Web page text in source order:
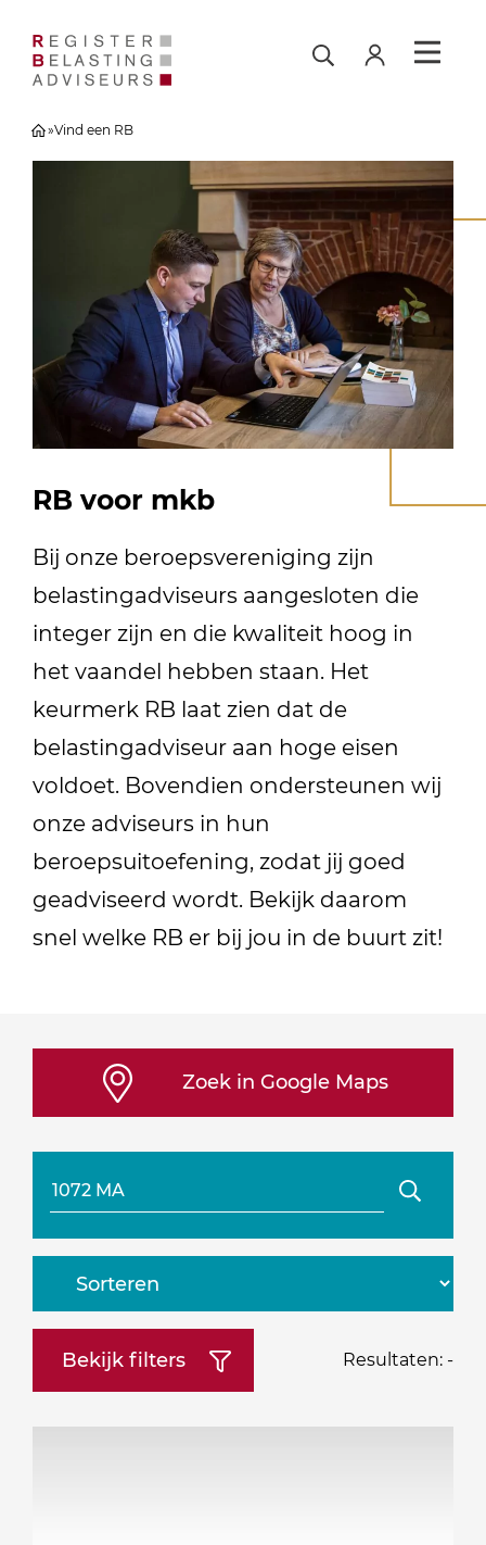
»Vind een RB
RB voor mkb
Bij onze beroepsvereniging zijn
belastingadviseurs aangesloten die
integer zijn en die kwaliteit hoog in
het vaandel hebben staan. Het
keurmerk RB laat zien dat de
belastingadviseur aan hoge eisen
voldoet. Bovendien ondersteunen wij
onze adviseurs in hun
beroepsuitoefening, zodat jij goed
geadviseerd wordt. Bekijk daarom
snel welke RB er bij jou in de buurt zit!
Zoek in Google Maps
Zoeken
Bekijk filters Resultaten: -